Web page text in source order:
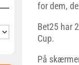
for dem,
Bet25 har
Cup.
På